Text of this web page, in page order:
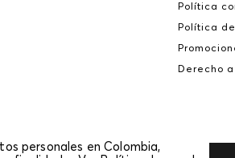
Política
Política
Derecho
personales en Colombia,